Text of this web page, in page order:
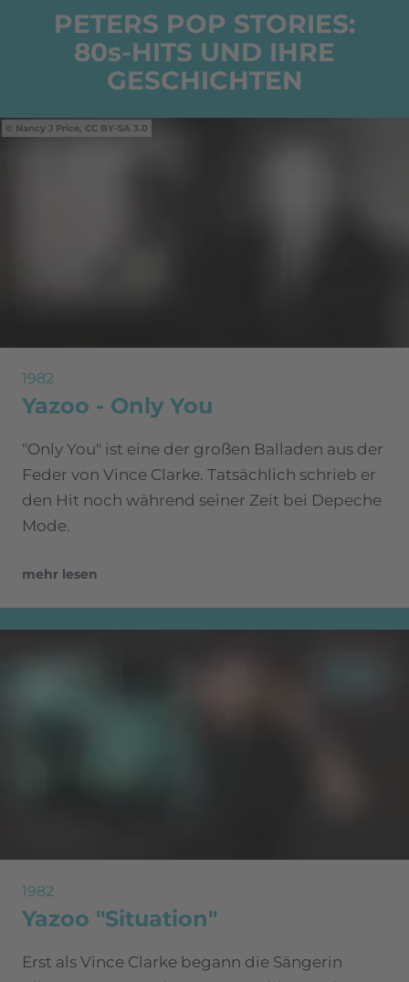
PETERS POP STORIES:
80s-HITS UND IHRE
GESCHICHTEN
Nancy J Price, CC BY-SA 3.0
1982
Yazoo - Only You
"Only You" ist eine der großen Balladen aus der
Feder von Vince Clarke. Tatsächlich schrieb er
den Hit noch während seiner Zeit bei Depeche
Mode.
mehr lesen
1982
Yazoo "Situation"
Erst als Vince Clarke begann die Sängerin